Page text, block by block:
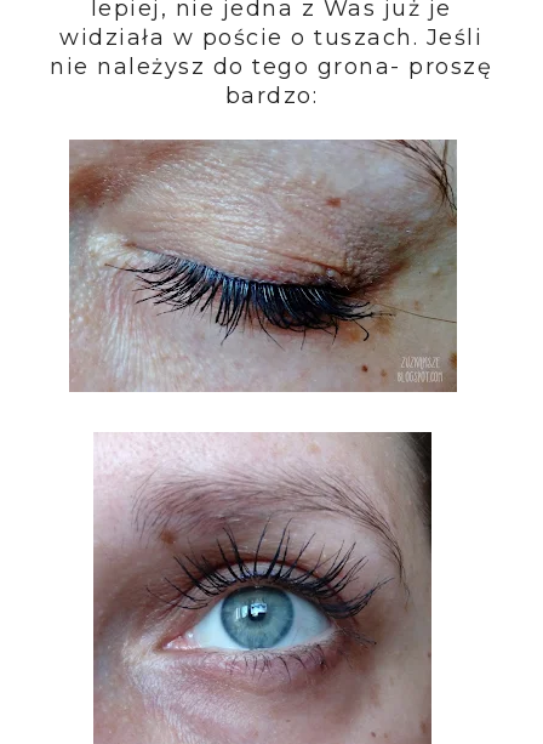
lepiej, nie jedna z Was już je
widziała w poście o tuszach. Jeśli
nie należysz do tego grona- proszę
bardzo: